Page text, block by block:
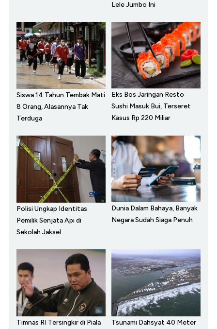
Lele Jumbo Ini
Siswa 14 Tahun Tembak Mati
8 Orang, Alasannya Tak
Terduga
Eks Bos Jaringan Resto
Sushi Masuk Bui, Terseret
Kasus Rp 220 Miliar
Polisi Ungkap Identitas
Pemilik Senjata Api di
Sekolah Jaksel
Dunia Dalam Bahaya, Banyak
Negara Sudah Siaga Penuh
Timnas RI Tersingkir di Piala
Tsunami Dahsyat 40 Meter